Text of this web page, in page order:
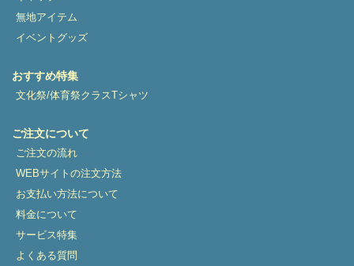
無地アイテム
イベントグッズ
おすすめ特集
文化祭/体育祭クラスTシャツ
ご注文について
ご注文の流れ
WEBサイトの注文方法
お支払い方法について
料金について
サービス特集
よくある質問